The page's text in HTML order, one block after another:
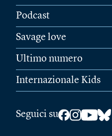
Podcast
Savage love
Ultimo numero
Internazionale Kids
Seguici su